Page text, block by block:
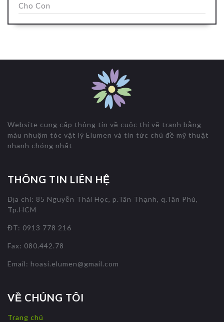
Cho Con
Website cung cấp thông tin về cuộc thi vẽ tranh bằng
màu nhuộm tóc vật lý Elumen và tin tức chủ đề mỹ thuật
nhanh chóng nhất
THÔNG TIN LIÊN HỆ
Địa chỉ: 85 Nguyễn Thái Học, p.Tân Thạnh, q.Tân Phú,
Tp.HCM
ĐT: 0913 778 216
Fax: 080.442.78
Email: hoasi.elumen@gmail.com
VỀ CHÚNG TÔI
Trang chủ